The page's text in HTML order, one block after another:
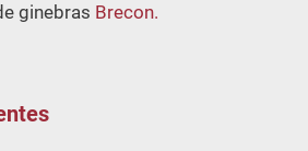
ginebras Brecon.